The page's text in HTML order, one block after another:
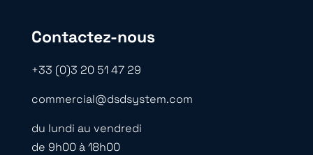
Contactez-nous
+33 (0)3 20 51 47 29
commercial@dsdsystem.com
du lundi au vendredi
de 9h00 à 18h00